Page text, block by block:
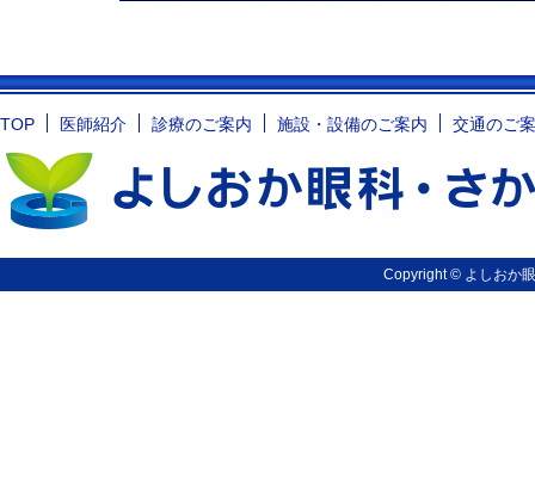
TOP 医師紹介 診療のご案内 施設・設備のご案内 交通のご
Copyright © よしおか